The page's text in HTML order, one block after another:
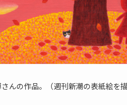
んの作品。（週刊新潮の表紙絵を